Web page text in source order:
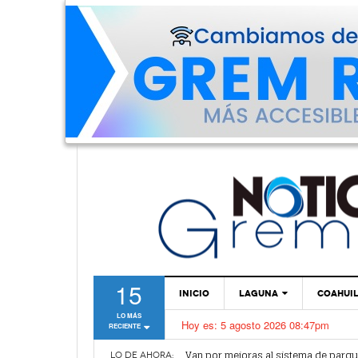
15
LO MÁS
RECIENTE
INICIO LAGUNA
TORREÓN
GÓMEZ PALACIO
Hoy es: 5 agosto 2026 08:47pm
LO DE AHORA: